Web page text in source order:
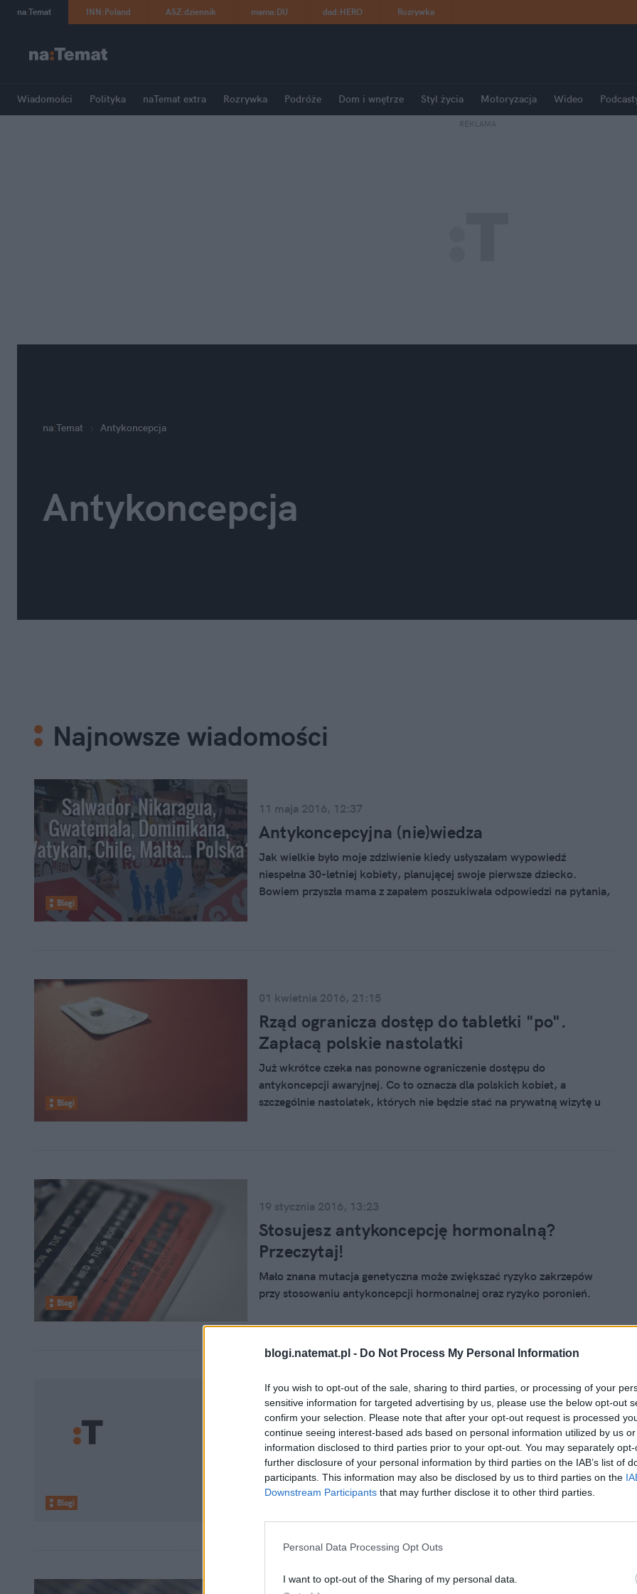
blogi.natemat.pl - Do Not Process My Personal Information
If you wish to opt-out of the sale, sharing to third parties, or processing of your
sensitive information for targeted advertising by us, please use the below opt-out
confirm your selection. Please note that after your opt-out request is processed
continue seeing interest-based ads based on personal information utilized by us
information disclosed to third parties prior to your opt-out. You may separately
further disclosure of your personal information by third parties on the IAB’s list of
participants. This information may also be disclosed by us to third parties on the
Downstream Participants that may further disclose it to other third parties.
Personal Data Processing Opt Outs
I want to opt-out of the Sharing of my personal data.
na:Temat INN:Poland ASZ:dziennik mama:DU dad:HERO Rozrywka
Wiadomości Polityka naTemat extra Rozrywka Podróże Dom i wnętrze Styl życia Motoryzacja Wideo
REKLAMA
na:Temat Antykoncepcja
Antykoncepcja
Najnowsze wiadomości
Blogi
11 maja 2016, 12:37
Antykoncepcyjna (nie)wiedza
Jak wielkie było moje zdziwienie kiedy usłyszałam wypowiedź
niespełna 30-letniej kobiety, planującej swoje pierwsze dziecko.
Bowiem przyszła mama z zapałem poszukiwała odpowiedzi na pytania,
powyższe pytania to trudno się dziwić, że coraz częściej nastolatki
antykoncepcji jest wiedzą szczątkową i znikomą, jak widać nie tylko
wśród nastolatek, ale również dorosłych kobiet i mężczyzn.
Blogi
01 kwietnia 2016, 21:15
Rząd ogranicza dostęp do tabletki "po".
Zapłacą polskie nastolatki
Już wkrótce czeka nas ponowne ograniczenie dostępu do
antykoncepcji awaryjnej. Co to oznacza dla polskich kobiet, a
szczególnie nastolatek, których nie będzie stać na prywatną wizytę u
Blogi
19 stycznia 2016, 13:23
Stosujesz antykoncepcję hormonalną?
Przeczytaj!
Mało znana mutacja genetyczna może zwiększać ryzyko zakrzepów
przy stosowaniu antykoncepcji hormonalnej oraz ryzyko poronień.
Blogi
11 stycznia 2015, 13:20
„Nie” dla ElleOne – czyli o tym, jak łatwo
zgłupieć
Rozpoczynający się właśnie spór o dostępność tabletki
antykoncepcyjnej ElleOne stanie się za chwilę symbolem bierności
kolejnych ministrów zdrowia. Po raz kolejny wiedzę medyczną zastąpi
„polityka” zdrowotna, a nauka ustąpi miejsca ideologii.